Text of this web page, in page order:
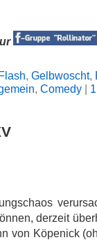
, Gelbwoscht,
, Comedy |
derzeit
von Köpenick